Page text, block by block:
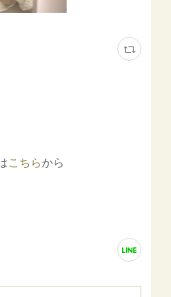
こちらから